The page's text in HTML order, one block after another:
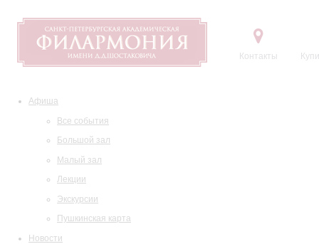
Контакты
Афиша
Все события
Большой зал
Малый зал
Лекции
Экскурсии
Пушкинская карта
Новости